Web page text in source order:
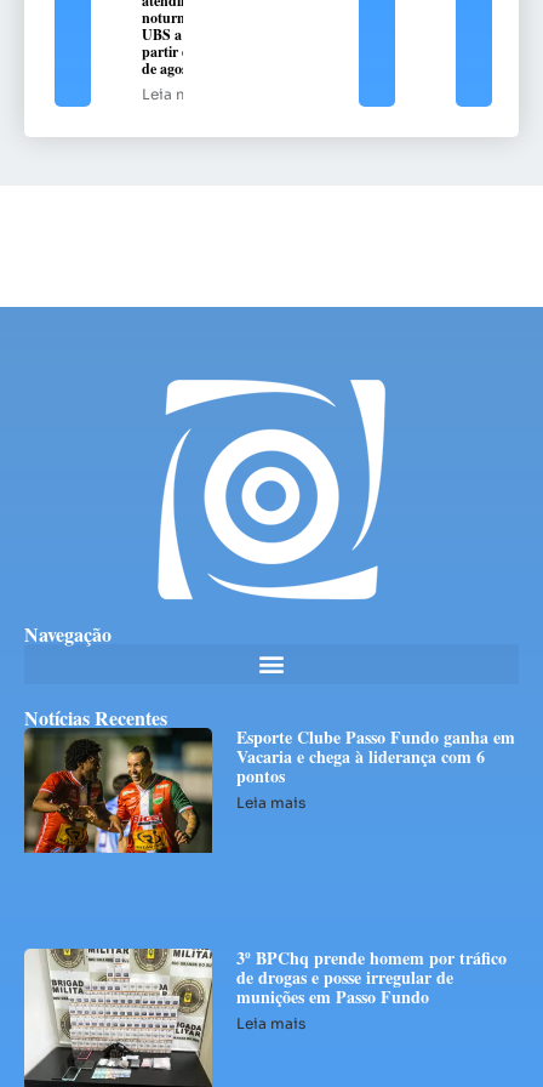
noturno na
UBS a
partir de 10
de agosto
Leia mais
Navegação
Notícias Recentes
Esporte Clube Passo Fundo ganha em
Vacaria e chega à liderança com 6
pontos
Leia mais
3º BPChq prende homem por tráfico
de drogas e posse irregular de
munições em Passo Fundo
Leia mais